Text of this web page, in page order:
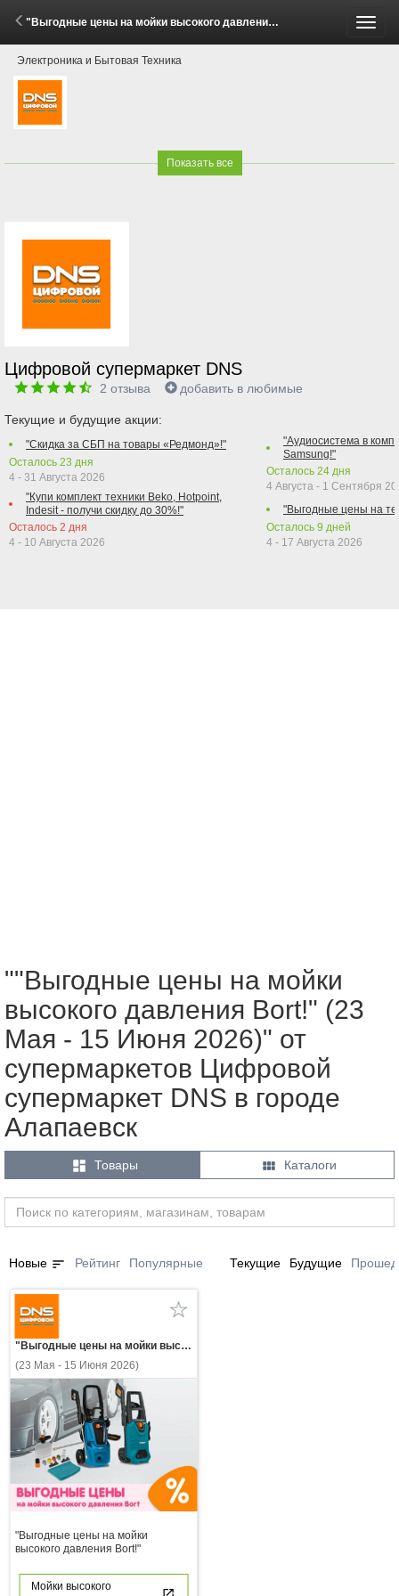
"Выгодные цены на мойки высокого давления Bort!" (23 Мая - 15 Июня 2026)
Электроника и Бытовая Техника
Показать все
Цифровой супермаркет DNS
2 отзыва добавить в любимые
Текущие и будущие акции:
"Скидка за СБП на товары «Редмонд»!"
Осталось 23 дня
4 - 31 Августа 2026
"Купи комплект техники Beko, Hotpoint,
Indesit - получи скидку до 30%!"
Осталось 2 дня
4 - 10 Августа 2026
"Аудиосистема в
Samsung!"
Осталось 24 дня
4 Августа - 1 Сентября
"Выгодные цены на
Осталось 9 дней
4 - 17 Августа 2026
""Выгодные цены на мойки
высокого давления Bort!" (23
Мая - 15 Июня 2026)" от
супермаркетов Цифровой
супермаркет DNS в городе
Алапаевск
 Товары  Каталоги
Новые sort Рейтинг Популярные Текущие Будущие
"Выгодные цены на мойки высокого давления Bort!"
(23 Мая - 15 Июня 2026)
"Выгодные цены на мойки
высокого давления Bort!"
Мойки высокого